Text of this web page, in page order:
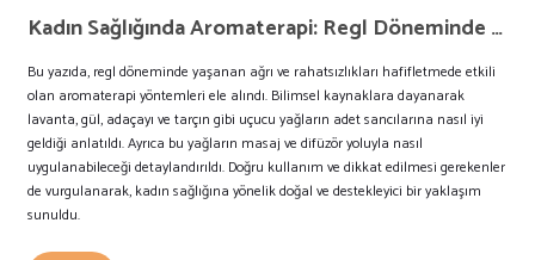
Kadın Sağlığında Aromaterapi: Regl Döneminde Hangi Yağlar Kullanılır?
Bu yazıda, regl döneminde yaşanan ağrı ve rahatsızlıkları hafifletmede etkili
olan aromaterapi yöntemleri ele alındı. Bilimsel kaynaklara dayanarak
lavanta, gül, adaçayı ve tarçın gibi uçucu yağların adet sancılarına nasıl iyi
geldiği anlatıldı. Ayrıca bu yağların masaj ve difüzör yoluyla nasıl
uygulanabileceği detaylandırıldı. Doğru kullanım ve dikkat edilmesi gerekenler
de vurgulanarak, kadın sağlığına yönelik doğal ve destekleyici bir yaklaşım
sunuldu.